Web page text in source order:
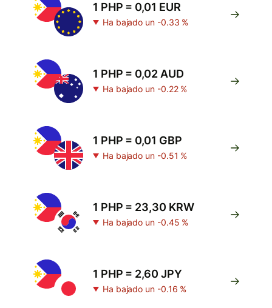
1 PHP = 0,01 EUR
Ha bajado un -0.33 %
1 PHP = 0,02 AUD
Ha bajado un -0.22 %
1 PHP = 0,01 GBP
Ha bajado un -0.51 %
1 PHP = 23,30 KRW
Ha bajado un -0.45 %
1 PHP = 2,60 JPY
Ha bajado un -0.16 %